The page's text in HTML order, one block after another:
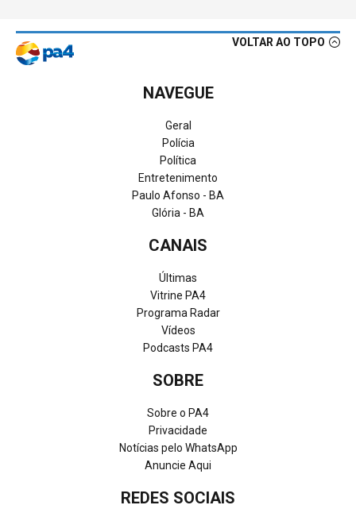
VOLTAR AO TOPO
NAVEGUE
Geral
Polícia
Política
Entretenimento
Paulo Afonso - BA
Glória - BA
CANAIS
Últimas
Vitrine PA4
Programa Radar
Vídeos
Podcasts PA4
SOBRE
Sobre o PA4
Privacidade
Notícias pelo WhatsApp
Anuncie Aqui
REDES SOCIAIS